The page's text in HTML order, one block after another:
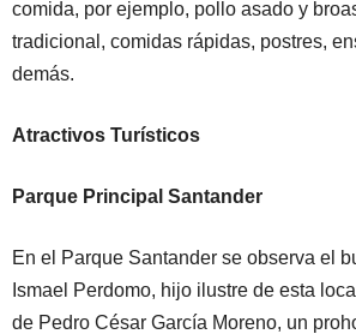
comida, por ejemplo, pollo asado y
tradicional, comidas rápidas, postres,
demás.
Atractivos Turísticos
Parque Principal Santander
En el Parque Santander se observa el
Ismael Perdomo, hijo ilustre de esta
de Pedro César García Moreno, un